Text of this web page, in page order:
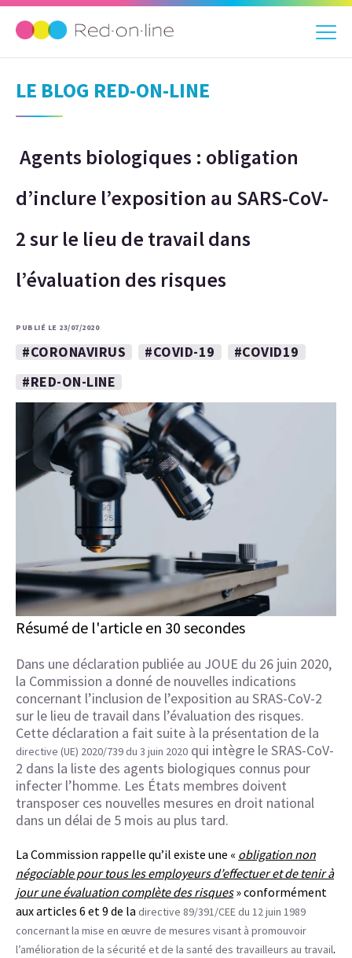
LE BLOG RED-ON-LINE
Agents biologiques : obligation
d’inclure l’exposition au SARS-CoV-
2 sur le lieu de travail dans
l’évaluation des risques
PUBLIÉ LE 23/07/2020
#CORONAVIRUS #COVID-19
#COVID19
#RED-ON-LINE
Résumé de l'article en 30 secondes
Dans une déclaration publiée au JOUE du 26 juin 2020,
la Commission a donné de nouvelles indications
concernant l’inclusion de l’exposition au SRAS-CoV-2
sur le lieu de travail dans l’évaluation des risques.
Cette déclaration a fait suite à la présentation de la
directive (UE) 2020/739 du 3 juin 2020 qui intègre le SRAS-CoV-
2 dans la liste des agents biologiques connus pour
infecter l’homme. Les États membres doivent
transposer ces nouvelles mesures en droit national
dans un délai de 5 mois au plus tard.
La Commission rappelle qu’il existe une « obligation non
négociable pour tous les employeurs d’effectuer et de tenir à
jour une évaluation complète des risques» conformément
aux articles 6 et 9 de la directive 89/391/CEE du 12 juin 1989
concernant la mise en œuvre de mesures visant à promouvoir
l’amélioration de la sécurité et de la santé des travailleurs au travail.